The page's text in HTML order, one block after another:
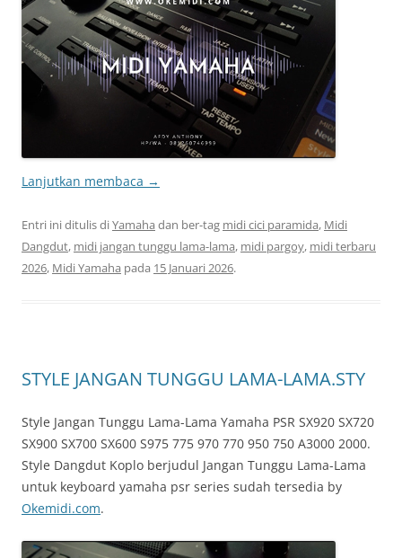
Lanjutkan membaca →
Entri ini ditulis diYamaha dan ber-tag midi cici paramida, Midi
Dangdut, midi jangan tunggu lama-lama, midi pargoy, midi terbaru
2026, Midi Yamaha pada 15 Januari 2026.
STYLE JANGAN TUNGGU LAMA-LAMA.STY
Style Jangan Tunggu Lama-Lama Yamaha PSR SX920 SX720
SX900 SX700 SX600 S975 775 970 770 950 750 A3000 2000.
Style Dangdut Koplo berjudul Jangan Tunggu Lama-Lama
untuk keyboard yamaha psr series sudah tersedia by
Okemidi.com.